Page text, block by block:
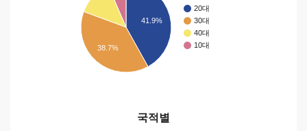
20대
30대
40대
10대
41.9%
38.7%
국적별